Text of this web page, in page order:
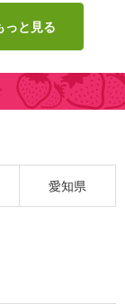
っと見る
愛知県